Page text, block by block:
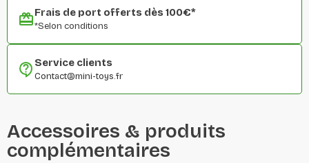
Frais de port offerts dès 100€*
*Selon conditions
Service clients
Contact@mini-toys.fr
Accessoires & produits
complémentaires